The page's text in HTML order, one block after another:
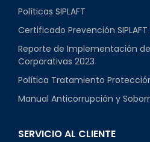
Políticas SIPLAFT
Certificado Prevención
Reporte de Implementación
Corporativas 2023
Política Tratamiento
Manual Anticorrupción y
SERVICIO AL CLIENTE